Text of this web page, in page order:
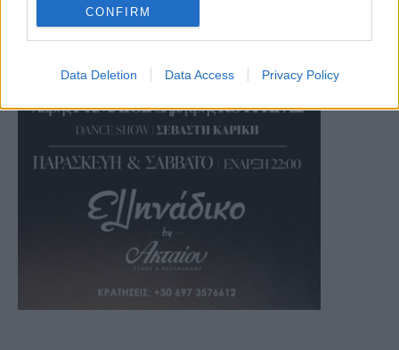
CONFIRM
Data Deletion Data Access Privacy Policy